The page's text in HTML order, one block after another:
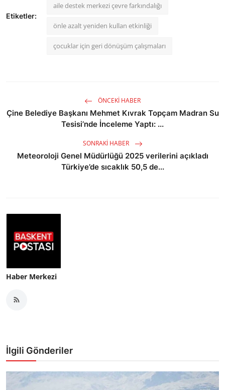
Etiketler:
aile destek merkezi çevre farkındalığı
önle azalt yeniden kullan etkinliği
çocuklar için geri dönüşüm çalışmaları
ÖNCEKI HABER
Çine Belediye Başkanı Mehmet Kıvrak Topçam Madran Su
Tesisi’nde İnceleme Yaptı: ...
SONRAKI HABER
Meteoroloji Genel Müdürlüğü 2025 verilerini açıkladı
Türkiye’de sıcaklık 50,5 de...
Haber Merkezi
İlgili Gönderiler